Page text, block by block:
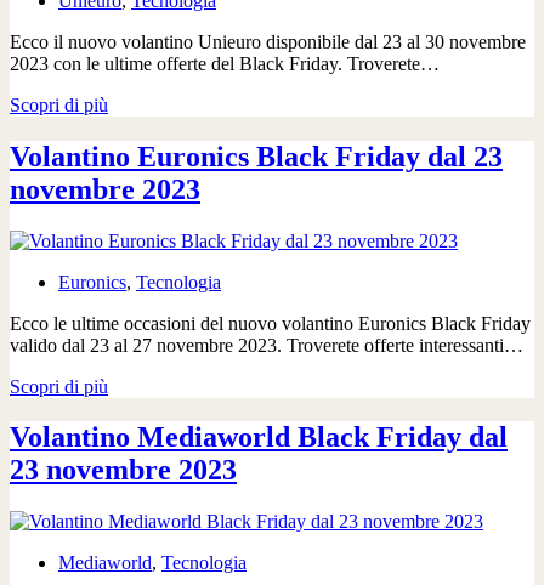
Ecco il nuovo volantino Unieuro disponibile dal 23 al 30 novembre
2023 con le ultime offerte del Black Friday. Troverete…
Scopri di più
Black
Friday
dal
novembre
2023
Volantino Euronics Black Friday dal 23
novembre 2023
Euronics, Tecnologia
Ecco le ultime occasioni del nuovo volantino Euronics Black Friday
valido dal 23 al 27 novembre 2023. Troverete offerte interessanti…
Scopri di più
Black
Friday
dal
novembre
Volantino Mediaworld Black Friday dal
23 novembre 2023
Mediaworld, Tecnologia